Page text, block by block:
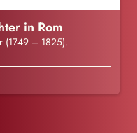
in Rom
(1749 – 1825).